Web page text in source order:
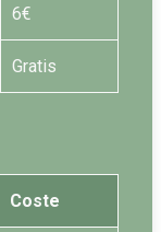
6€
Gratis
Coste